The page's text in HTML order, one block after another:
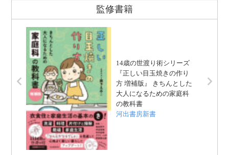
監修書籍
14歳の世渡り術シリーズ
『正しい目玉焼きの作り
方 増補版』 きちんとした
大人になるための家庭科
の教科書
河出書房新書